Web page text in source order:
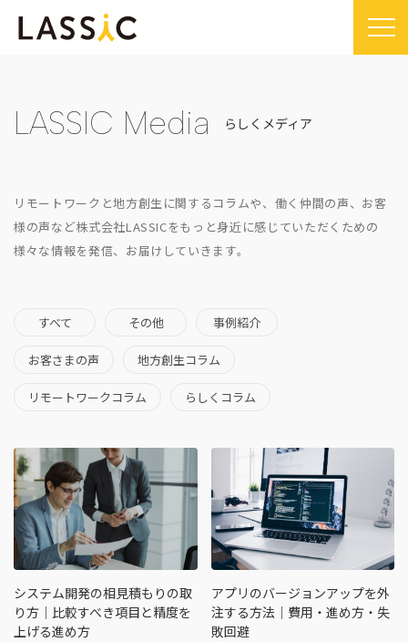
Company
代表メッセージ
拠点一覧
Remogu（リモグ）・リラシク
Remoguフリーランス
ITソリューション
Sustainability TOP
SDGsに対する取り組み
News
プレスリリース
ニュース
コーポレート・ガバナンス
ディスクロージャーポリシー
免責事項
リモートワークコラム
お客さまの声
社員の声
事例紹介
らしくコラム
テレリモ総研
LASSIC Media らしくメディア
リモートワークと地方創生に関するコラムや、働く仲間の声、お客
様の声など株式会社LASSICをもっと身近に感じていただくための
様々な情報を発信、お届けしていきます。
すべて その他 事例紹介
お客さまの声 地方創生コラム
リモートワークコラム らしくコラム
システム開発の相見積もりの取
り方｜比較すべき項目と精度を
上げる進め方
アプリのバージョンアップを外
注する方法｜費用・進め方・失
敗回避